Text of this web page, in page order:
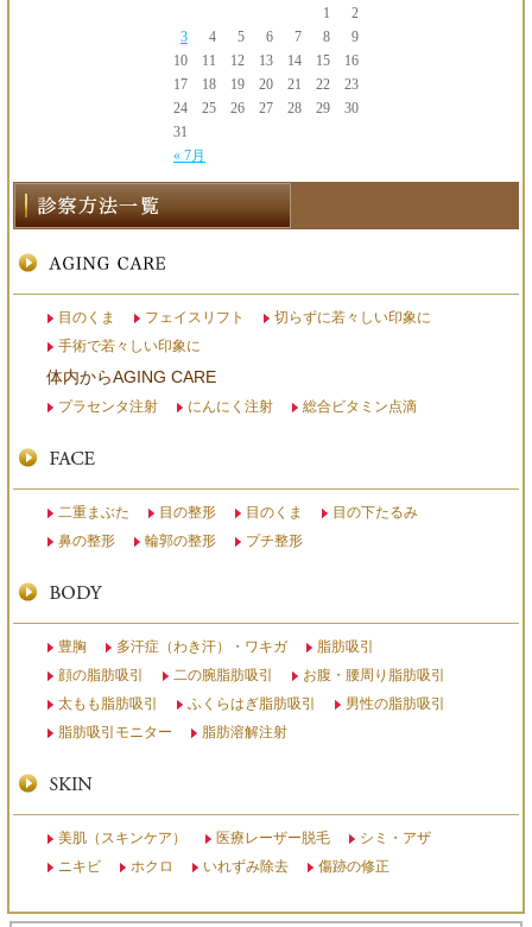
« 7月
1
2
3
4 5 6 7 8
9
10
11 12 13 14 15
16
17
18 19 20 21 22
23
24
25 26 27 28 29
30
31
目のくま フェイスリフト
切らずに若々しい印象に
手術で若々しい印象に
体内からAGING CARE
プラセンタ注射 にんにく注射 総合ビタミン点滴
二重まぶた 目の整形 目のくま
目の下たるみ
鼻の整形
輪郭の整形 プチ整形
豊胸 多汗症（わき汗）・ワキガ
脂肪吸引
顔の脂肪吸引
二の腕脂肪吸引
お腹・腰周り脂肪吸引
太もも脂肪吸引
ふくらはぎ脂肪吸引
男性の脂肪吸引
脂肪吸引モニター
脂肪溶解注射
美肌（スキンケア） 医療レーザー脱毛
シミ・アザ
ニキビ
ホクロ いれずみ除去 傷跡の修正